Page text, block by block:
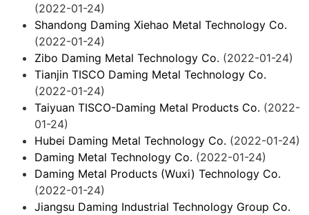
(2022-01-24)
Shandong Daming Xiehao Metal Technology Co.
(2022-01-24)
Zibo Daming Metal Technology Co. (2022-01-24)
Tianjin TISCO Daming Metal Technology Co.
(2022-01-24)
Taiyuan TISCO-Daming Metal Products Co. (2022-
01-24)
Hubei Daming Metal Technology Co. (2022-01-24)
Daming Metal Technology Co. (2022-01-24)
Daming Metal Products (Wuxi) Technology Co.
(2022-01-24)
Jiangsu Daming Industrial Technology Group Co.